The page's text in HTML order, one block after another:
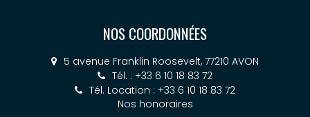
NOS COORDONNÉES
5 avenue Franklin Roosevelt, 77210 AVON
Tél. : +33 6 10 18 83 72
Tél. Location : +33 6 10 18 83 72
Nos honoraires